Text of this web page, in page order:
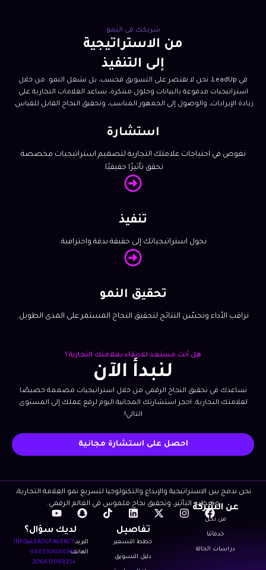
شريكك في النمو
من الاستراتيجية
إلى التنفيذ
في LeadUp، نحن لا نقتصر على التسويق فحسب، بل نشعل النمو. من خلال
استراتيجيات مدفوعة بالبيانات وحلول مبتكرة، نساعد العلامات التجارية على
زيادة الإيرادات، والوصول إلى الجمهور المناسب، وتحقيق النجاح القابل للقياس.
استشارة
نغوص في احتياجات علامتك التجارية لتصميم استراتيجيات مخصصة
تحقق تأثيرًا حقيقيًا.
تنفيذ
نحول استراتيجياتك إلى حقيقة بدقة واحترافية.
تحقيق النمو
نراقب الأداء ونحسّن النتائج لتحقيق النجاح المستمر على المدى الطويل.
هل أنت مستعد للارتقاء بعلامتك التجارية؟
لنبدأ الآن
نساعدك في تحقيق النجاح الرقمي من خلال استراتيجيات مصممة خصيصًا
لعلامتك التجارية. احجز استشارتك المجانية اليوم لرفع عملك إلى المستوى
التالي!
احصل على استشارة مجانية
نحن ندمج بين الاستراتيجية والإبداع والتكنولوجيا لتسريع نمو العلامة التجارية،
وتعظيم التأثير، وتحقيق نجاح ملموس في العالم الرقمي.
F
a
c
e
I
X
L
i
n
k
e
T
S
p
c
Y
u
t
u
b
عن الشركة
من نحن
خدماتنا
دراسات الحالة
تفاصيل
خطط التسعير
دليل التسويق
لديك سؤال؟
البريد:INFO@LEADUP.AGENCY
الهاتف:+966550603630
+201061396835